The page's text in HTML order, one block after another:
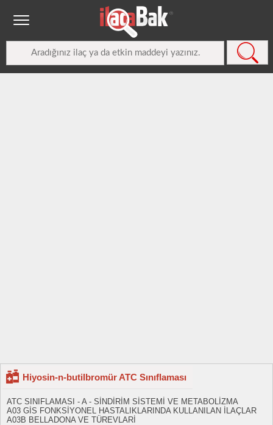
Hiyosin-n-butilbromür ATC Sınıflaması
ATC SINIFLAMASI - A - SİNDİRİM SİSTEMİ VE METABOLİZMA
A03 GİS FONKSİYONEL HASTALIKLARINDA KULLANILAN İLAÇLAR
A03B BELLADONA VE TÜREVLARİ